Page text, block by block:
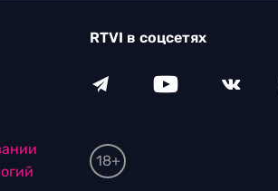
RTVI в соцсетях
18+